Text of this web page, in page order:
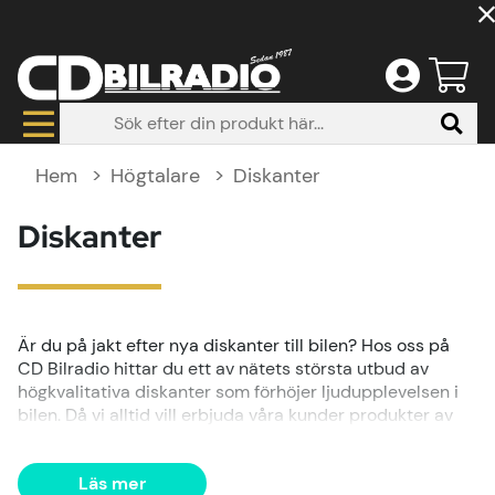
Hem Högtalare Diskanter
Diskanter
Är du på jakt efter nya diskanter till bilen? Hos oss på
CD Bilradio hittar du ett av nätets största utbud av
högkvalitativa diskanter som förhöjer ljudupplevelsen i
bilen. Då vi alltid vill erbjuda våra kunder produkter av
marknadens främsta tillverkare.